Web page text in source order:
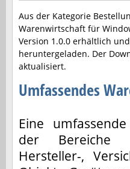
Aus der Kategorie
Warenwirtschaft für
Version 1.0.0 erhältlich
heruntergeladen. Der
aktualisiert.
Umfassendes
Eine
der Bereiche
Hersteller-,